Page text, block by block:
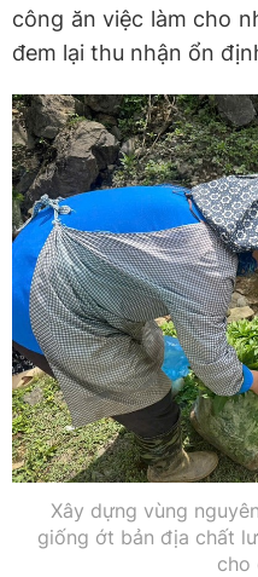
công ăn việc làm cho
đem lại thu nhận ổn
Xây dựng vùng
giống ớt bản địa chất
cho